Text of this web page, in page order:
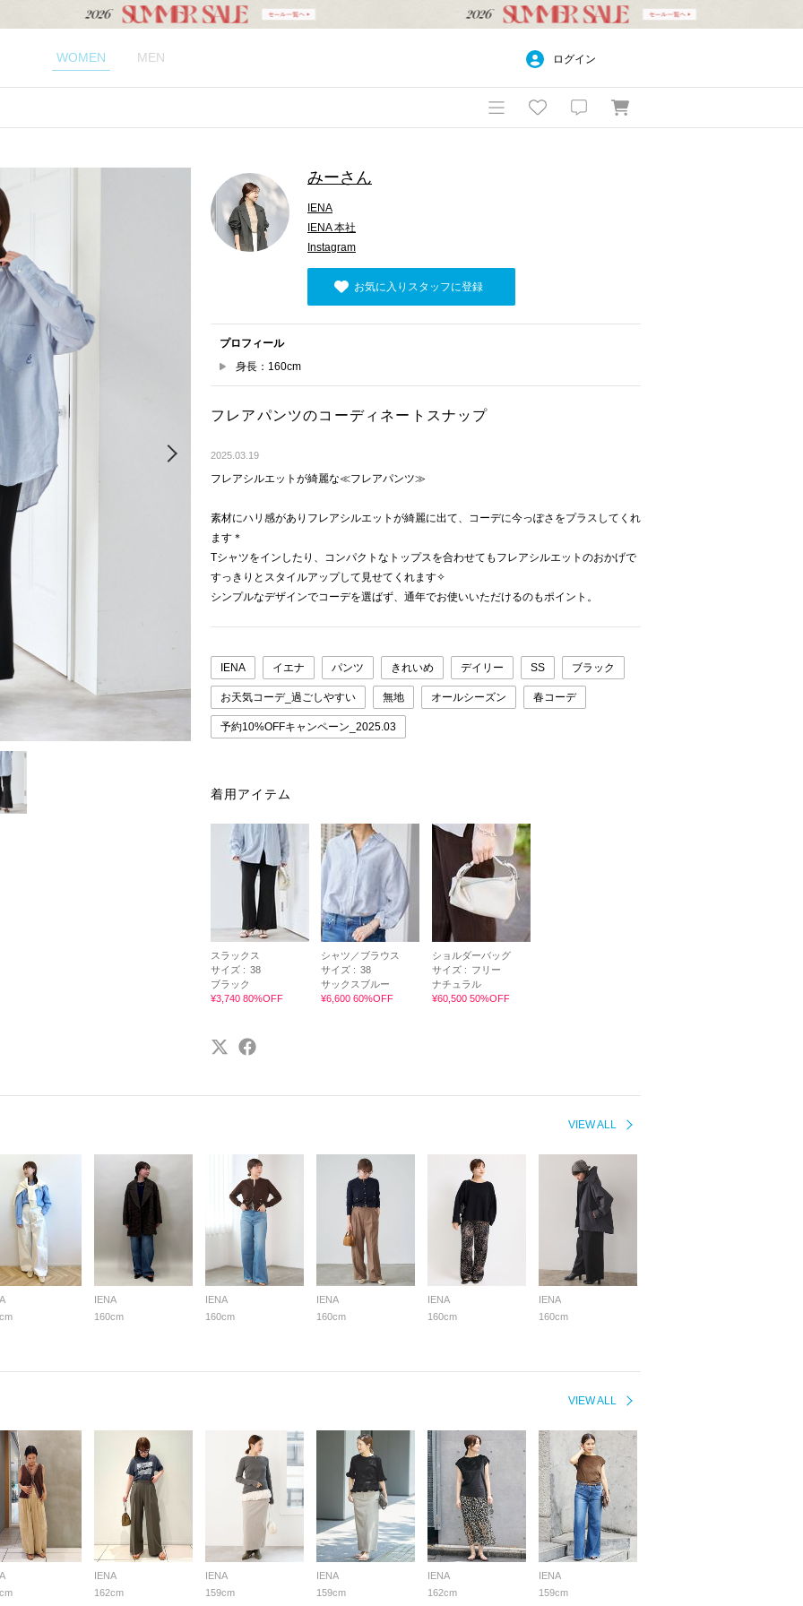
WOMEN MEN ログイン
みーさん
IENA
IENA 本社
Instagram
お気に入りスタッフに登録
プロフィール
身長：160cm
フレアパンツのコーディネートスナップ
2025.03.19
フレアシルエットが綺麗な≪フレアパンツ≫
素材にハリ感がありフレアシルエットが綺麗に出て、コーデに今っぽさをプラスしてくれ
ます＊
Tシャツをインしたり、コンパクトなトップスを合わせてもフレアシルエットのおかげで
すっきりとスタイルアップして見せてくれます✧
シンプルなデザインでコーデを選ばず、通年でお使いいただけるのもポイント。
IENA イエナ パンツ きれいめ デイリー SS ブラック
お天気コーデ_過ごしやすい 無地 オールシーズン 春コーデ
予約10%OFFキャンペーン_2025.03
着用アイテム
スラックス
サイズ : 38
ブラック
¥3,740 80%OFF
シャツ／ブラウス
サイズ : 38
サックスブルー
¥6,600 60%OFF
ショルダーバッグ
サイズ : フリー
ナチュラル
¥60,500 50%OFF
VIEW ALL
IENA
160cm
IENA
160cm
IENA
160cm
IENA
160cm
IENA
160cm
VIEW ALL
IENA
162cm
IENA
159cm
IENA
159cm
IENA
162cm
IENA
159cm